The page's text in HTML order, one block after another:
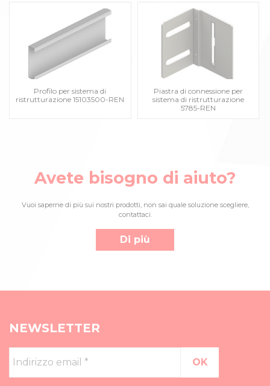
Profilo per sistema di
ristrutturazione 15103500-REN
Piastra di connessione per
sistema di ristrutturazione
5785-REN
Avete bisogno di aiuto?
Vuoi saperne di più sui nostri prodotti, non sai quale soluzione scegliere,
contattaci.
Di più
NEWSLETTER
email
*